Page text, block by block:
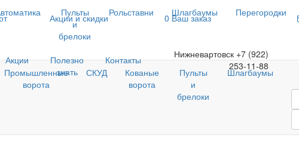
Пульты
и
брелоки
Рольставни Шлагбаумы Перегородки
Акции
Полезно
знать
Контакты Нижневартовск +7 (922)
253-11-88
Акции и скидки 0 Ваш заказ
Промышленные
ворота
СКУД
Кованые
ворота
Пульты
и
брелоки
Шлагбаумы